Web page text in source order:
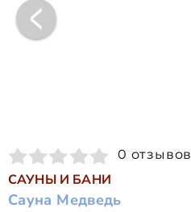
0 отзывов
САУНЫ И БАНИ
Сауна Медведь